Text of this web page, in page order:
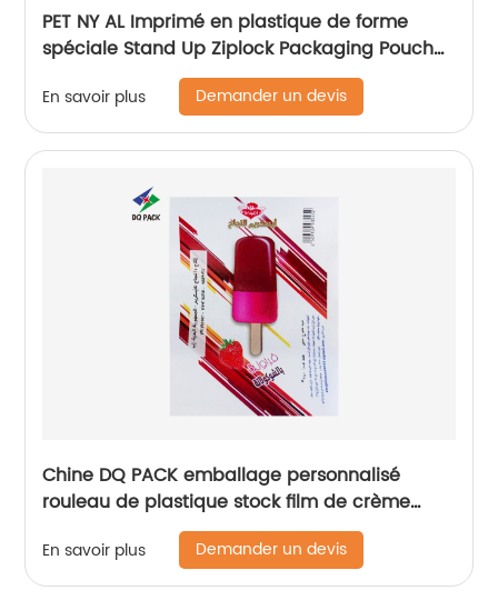
PET NY AL Imprimé en plastique de forme
spéciale Stand Up Ziplock Packaging Pouch
Sac avec fermeture à glissière pour
l'emballage automatique des collations
alimentaires
En savoir plus Demander un devis
Chine DQ PACK emballage personnalisé
rouleau de plastique stock film de crème
glacée film de rouleau de sucette glacée
En savoir plus Demander un devis